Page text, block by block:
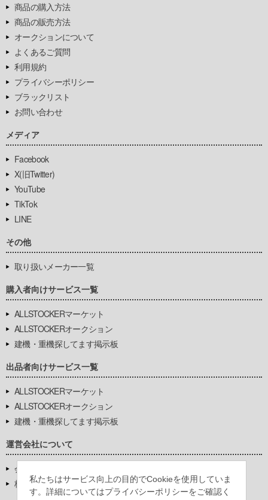
私たちはサービス向上の目的でCookieを使用していま
す。詳細についてはプライバシーポリシーをご確認く
商品の購入方法
商品の販売方法
オークションについて
よくあるご質問
利用規約
プライバシーポリシー
ブラックリスト
お問い合わせ
メディア
Facebook
X(旧Twitter)
YouTube
TikTok
LINE
その他
取り扱いメーカー一覧
購入者向けサービス一覧
ALLSTOCKERマーケット
ALLSTOCKERオークション
建機・重機探してます掲示板
出品者向けサービス一覧
ALLSTOCKERマーケット
ALLSTOCKERオークション
建機・重機探してます掲示板
運営会社について
会社基本情報
株式会社豊環境開発